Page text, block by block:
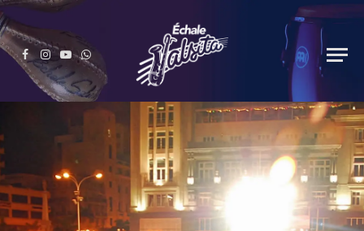
Facebook
Instagram
YouTubeWhatsApp